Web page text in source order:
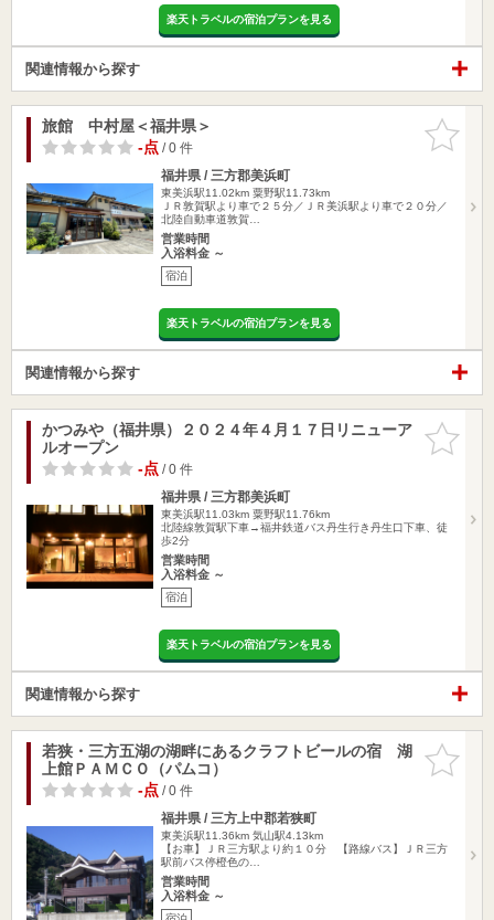
楽天トラベルの宿泊プランを見る
関連情報から探す
お気に入
りに追加
旅館 中村屋＜福井県＞
-点/ 0 件
福井県 / 三方郡美浜町
東美浜駅11.02km 粟野駅11.73km
ＪＲ敦賀駅より車で２５分／ＪＲ美浜駅より車で２０分／
北陸自動車道敦賀…
営業時間
入浴料金 ～
宿泊
楽天トラベルの宿泊プランを見る
関連情報から探す
お気に入
りに追加
かつみや（福井県）２０２４年４月１７日リニューア
ルオープン
-点/ 0 件
福井県 / 三方郡美浜町
東美浜駅11.03km 粟野駅11.76km
北陸線敦賀駅下車→福井鉄道バス丹生行き丹生口下車、徒
歩2分
営業時間
入浴料金 ～
宿泊
楽天トラベルの宿泊プランを見る
関連情報から探す
お気に入
りに追加
若狭・三方五湖の湖畔にあるクラフトビールの宿 湖
上館ＰＡＭＣＯ（パムコ）
-点/ 0 件
福井県 / 三方上中郡若狭町
東美浜駅11.36km 気山駅4.13km
【お車】ＪＲ三方駅より約１０分 【路線バス】ＪＲ三方
駅前バス停橙色の…
営業時間
入浴料金 ～